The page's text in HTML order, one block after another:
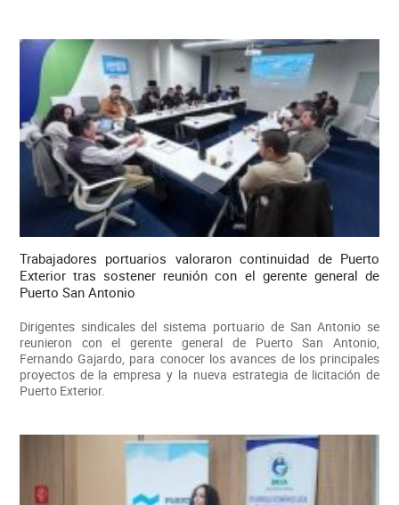
Trabajadores portuarios valoraron continuidad de Puerto
Exterior tras sostener reunión con el gerente general de
Puerto San Antonio
Dirigentes sindicales del sistema portuario de San Antonio se
reunieron con el gerente general de Puerto San Antonio,
Fernando Gajardo, para conocer los avances de los principales
proyectos de la empresa y la nueva estrategia de licitación de
Puerto Exterior.